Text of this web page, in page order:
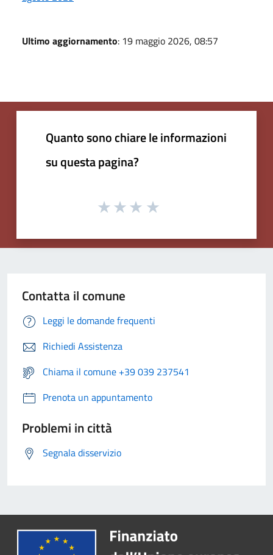
Ultimo aggiornamento: 19 maggio 2026, 08:57
Quanto sono chiare le informazioni
su questa pagina?
Contatta il comune
Leggi le domande frequenti
Richiedi Assistenza
Chiama il comune +39 039 237541
Prenota un appuntamento
Problemi in città
Segnala disservizio